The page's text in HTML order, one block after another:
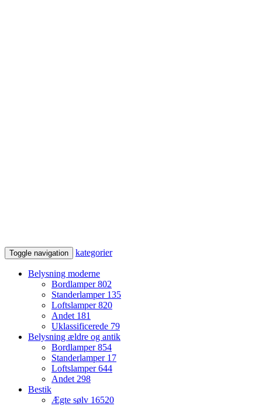
Toggle navigation kategorier
Belysning moderne
Bordlamper802
Standerlamper 135
Loftslamper820
Andet 181
Uklassificerede 79
Belysning ældre og antik
Bordlamper854
Standerlamper 17
Loftslamper644
Andet298
Bestik
Ægte sølv 16520